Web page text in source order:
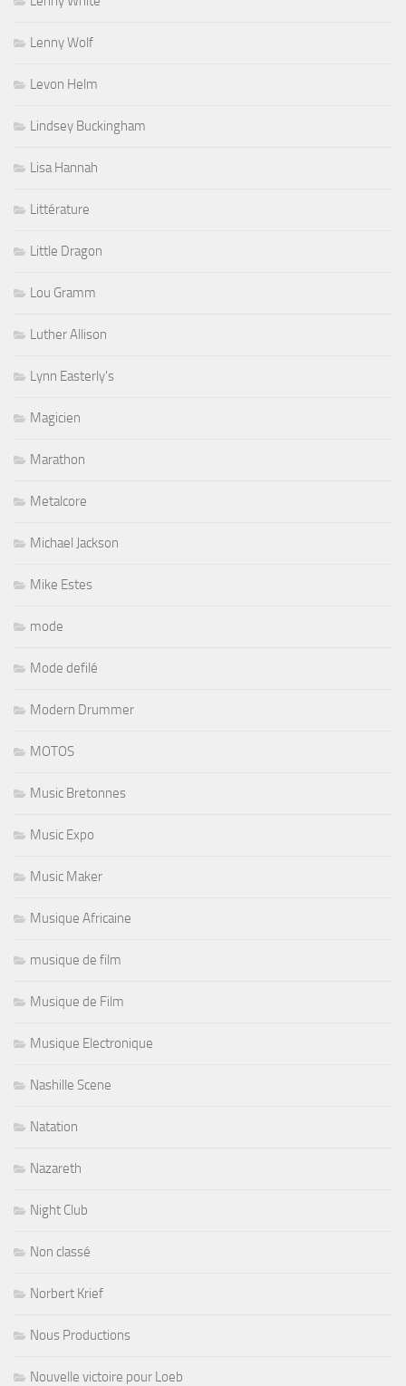
Lenny Wolf
Levon Helm
Lindsey Buckingham
Lisa Hannah
Littérature
Little Dragon
Lou Gramm
Luther Allison
Lynn Easterly's
Magicien
Marathon
Metalcore
Michael Jackson
Mike Estes
mode
Mode defilé
Modern Drummer
MOTOS
Music Bretonnes
Music Expo
Music Maker
Musique Africaine
musique de film
Musique de Film
Musique Electronique
Nashille Scene
Natation
Nazareth
Night Club
Non classé
Norbert Krief
Nous Productions
Nouvelle victoire pour Loeb